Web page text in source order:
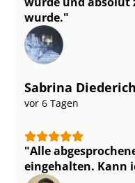
wurde.
Sabrina Diederich
vor 6 Tagen
Alle
eingehalten. Kann